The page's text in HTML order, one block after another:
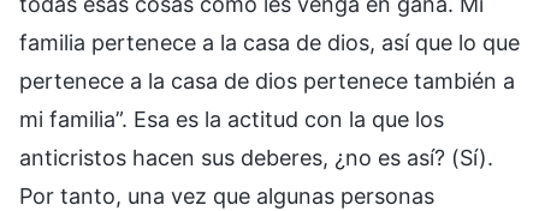
familia pertenece a la casa de dios, así que lo que
pertenece a la casa de dios pertenece también a
mi familia”. Esa es la actitud con la que los
anticristos hacen sus deberes, ¿no es así? (Sí).
Por tanto, una vez que algunas personas